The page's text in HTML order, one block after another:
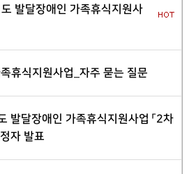
발달장애인 가족휴식지원사
휴식지원사업_자주 묻는 질문
발달장애인 가족휴식지원사업 「2차
정자 발표